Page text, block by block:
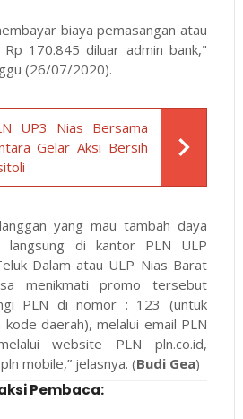
biaya pemasangan atau
170.845 diluar admin bank,"
(26/07/2020).
UP3 Nias Bersama
Gelar Aksi Bersih
yang mau tambah daya
langsung di kantor PLN ULP
Dalam atau ULP Nias Barat
menikmati promo tersebut
PLN di nomor : 123 (untuk
daerah), melalui email PLN
website PLN pln.co.id,
mobile,” jelasnya. (Budi Gea)
Pembaca: